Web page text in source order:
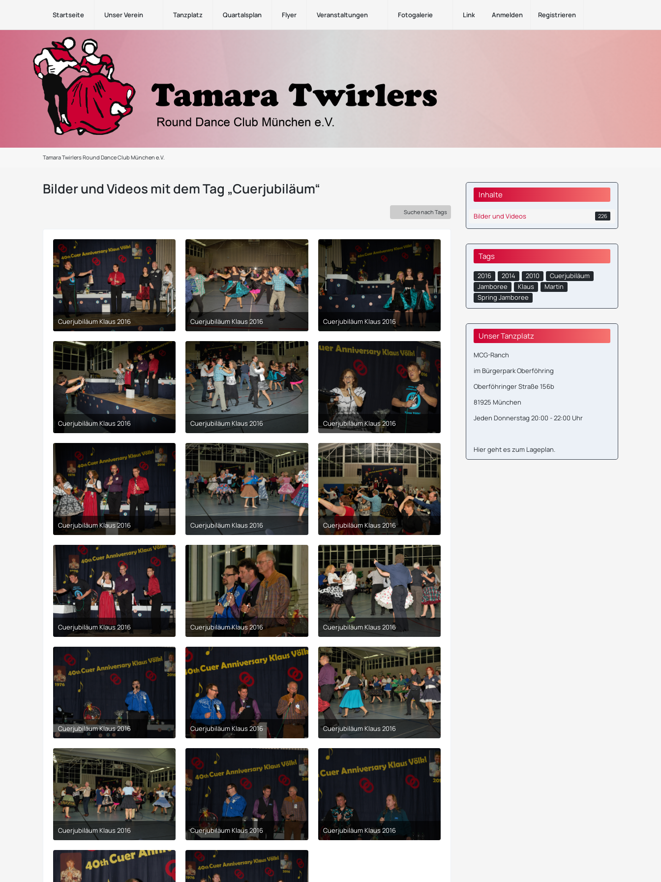
Startseite Unser Verein Tanzplatz Quartalsplan Flyer Veranstaltungen Fotogalerie Links Anmelden Registrieren
Tamara Twirlers Round Dance Club München e.V.
Bilder und Videos mit dem Tag „Cuerjubiläum“
Suche nach Tags
Cuerjubiläum Klaus 2016
9. April 2017 um 00:29
Cuerjubiläum Klaus 2016
9. April 2017 um 00:29
Cuerjubiläum Klaus 2016
9. April 2017 um 00:29
Cuerjubiläum Klaus 2016
9. April 2017 um 00:29
Cuerjubiläum Klaus 2016
9. April 2017 um 00:29
Cuerjubiläum Klaus 2016
9. April 2017 um 00:29
Cuerjubiläum Klaus 2016
9. April 2017 um 00:29
Cuerjubiläum Klaus 2016
9. April 2017 um 00:29
Cuerjubiläum Klaus 2016
9. April 2017 um 00:29
Cuerjubiläum Klaus 2016
9. April 2017 um 00:29
Cuerjubiläum Klaus 2016
9. April 2017 um 00:29
Cuerjubiläum Klaus 2016
9. April 2017 um 00:29
Cuerjubiläum Klaus 2016
9. April 2017 um 00:29
Cuerjubiläum Klaus 2016
9. April 2017 um 00:29
Cuerjubiläum Klaus 2016
9. April 2017 um 00:29
Cuerjubiläum Klaus 2016
9. April 2017 um 00:29
Cuerjubiläum Klaus 2016
9. April 2017 um 00:29
Cuerjubiläum Klaus 2016
9. April 2017 um 00:29
Inhalte
Bilder und Videos 226
Tags
2016 2014 2010
Cuerjubiläum
Jamboree
Klaus
Martin
Spring Jamboree
Unser Tanzplatz
MCG-Ranch
im Bürgerpark Oberföhring
Oberföhringer Straße 156b
81925 München
Jeden Donnerstag 20:00 - 22:00 Uhr
Hier geht es zum Lageplan.